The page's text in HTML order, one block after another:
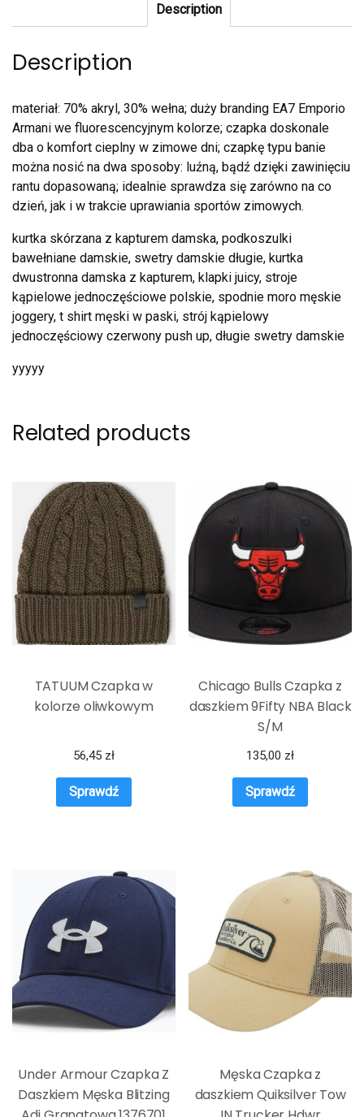
Description
Description
materiał: 70% akryl, 30% wełna; duży branding EA7 Emporio
Armani we fluorescencyjnym kolorze; czapka doskonale
dba o komfort cieplny w zimowe dni; czapkę typu banie
można nosić na dwa sposoby: luźną, bądź dzięki zawinięciu
rantu dopasowaną; idealnie sprawdza się zarówno na co
dzień, jak i w trakcie uprawiania sportów zimowych.
kurtka skórzana z kapturem damska, podkoszulki
bawełniane damskie, swetry damskie długie, kurtka
dwustronna damska z kapturem, klapki juicy, stroje
kąpielowe jednoczęściowe polskie, spodnie moro męskie
joggery, t shirt męski w paski, strój kąpielowy
jednoczęściowy czerwony push up, długie swetry damskie
yyyyy
Related products
TATUUM Czapka w
kolorze oliwkowym
56,45 zł
Sprawdź
Chicago Bulls Czapka z
daszkiem 9Fifty NBA Black
S/M
135,00 zł
Sprawdź
Under Armour Czapka Z
Daszkiem Męska Blitzing
Męska Czapka z
daszkiem Quiksilver Tow